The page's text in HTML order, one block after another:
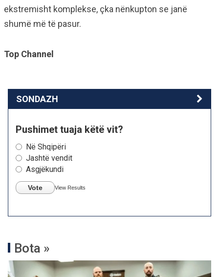
ekstremisht komplekse, çka nënkupton se janë
shumë më të pasur.
Top Channel
SONDAZH
Pushimet tuaja këtë vit?
Në Shqipëri
Jashtë vendit
Asgjëkundi
Vote View Results
Bota »